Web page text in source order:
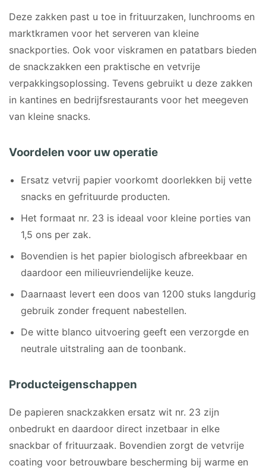
Deze zakken past u toe in frituurzaken, lunchrooms en
marktkramen voor het serveren van kleine
snackporties. Ook voor viskramen en patatbars bieden
de snackzakken een praktische en vetvrije
verpakkingsoplossing. Tevens gebruikt u deze zakken
in kantines en bedrijfsrestaurants voor het meegeven
van kleine snacks.
Voordelen voor uw operatie
Ersatz vetvrij papier voorkomt doorlekken bij vette
snacks en gefrituurde producten.
Het formaat nr. 23 is ideaal voor kleine porties van
1,5 ons per zak.
Bovendien is het papier biologisch afbreekbaar en
daardoor een milieuvriendelijke keuze.
Daarnaast levert een doos van 1200 stuks langdurig
gebruik zonder frequent nabestellen.
De witte blanco uitvoering geeft een verzorgde en
neutrale uitstraling aan de toonbank.
Producteigenschappen
De papieren snackzakken ersatz wit nr. 23 zijn
onbedrukt en daardoor direct inzetbaar in elke
snackbar of frituurzaak. Bovendien zorgt de vetvrije
coating voor betrouwbare bescherming bij warme en